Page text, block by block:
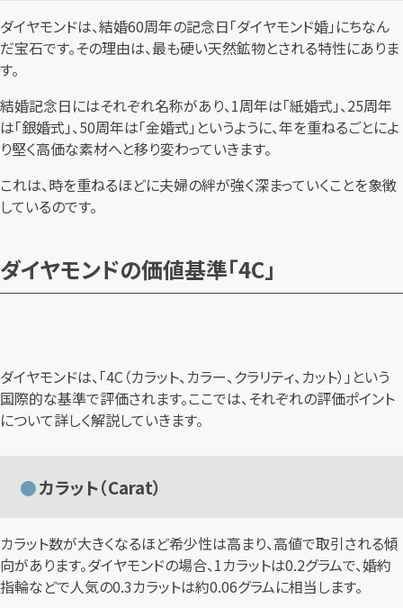
ダイヤモンドは、結婚60周年の記念日「ダイヤモンド婚」にちなん
だ宝石です。その理由は、最も硬い天然鉱物とされる特性にありま
す。
結婚記念日にはそれぞれ名称があり、1周年は「紙婚式」、25周年
は「銀婚式」、50周年は「金婚式」というように、年を重ねるごとによ
り堅く高価な素材へと移り変わっていきます。
これは、時を重ねるほどに夫婦の絆が強く深まっていくことを象徴
しているのです。
ダイヤモンドの価値基準「4C」
ダイヤモンドは、「4C（カラット、カラー、クラリティ、カット）」という
国際的な基準で評価されます。ここでは、それぞれの評価ポイント
について詳しく解説していきます。
カラット（Carat）
カラット数が大きくなるほど希少性は高まり、高値で取引される傾
向があります。ダイヤモンドの場合、1カラットは0.2グラムで、婚約
指輪などで人気の0.3カラットは約0.06グラムに相当します。